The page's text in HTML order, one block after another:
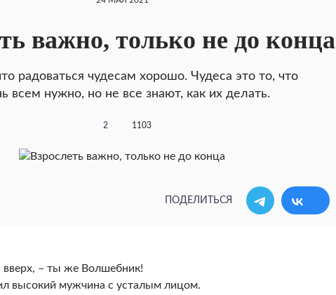
важно, только не до конца
радоваться чудесам хорошо. Чудеса это то, что
всем нужно, но не все знают, как их делать.
2 1103
ПОДЕЛИТЬСЯ
вверх, – ты же Волшебник!
высокий мужчина с усталым лицом.